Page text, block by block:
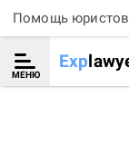
Помощь
МЕНЮ
Exp